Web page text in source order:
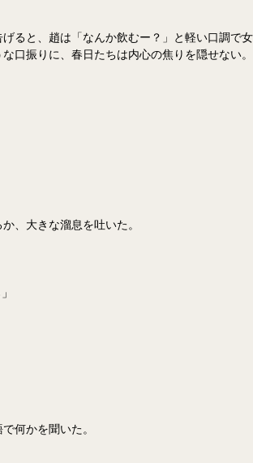
ると、趙は「なんか飲むー？」と軽い口調で
口振りに、春日たちは内心の焦りを隠せない。
、大きな溜息を吐いた。
何かを聞いた。